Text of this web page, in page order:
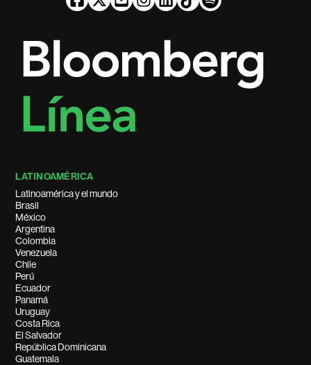
LATINOAMÉRICA
Latinoamérica y el mundo
Brasil
México
Argentina
Colombia
Venezuela
Chile
Perú
Ecuador
Panamá
Uruguay
Costa Rica
El Salvador
República Dominicana
Guatemala